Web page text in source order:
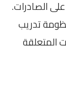
على الصادرات.
تدريب
المتعلقة